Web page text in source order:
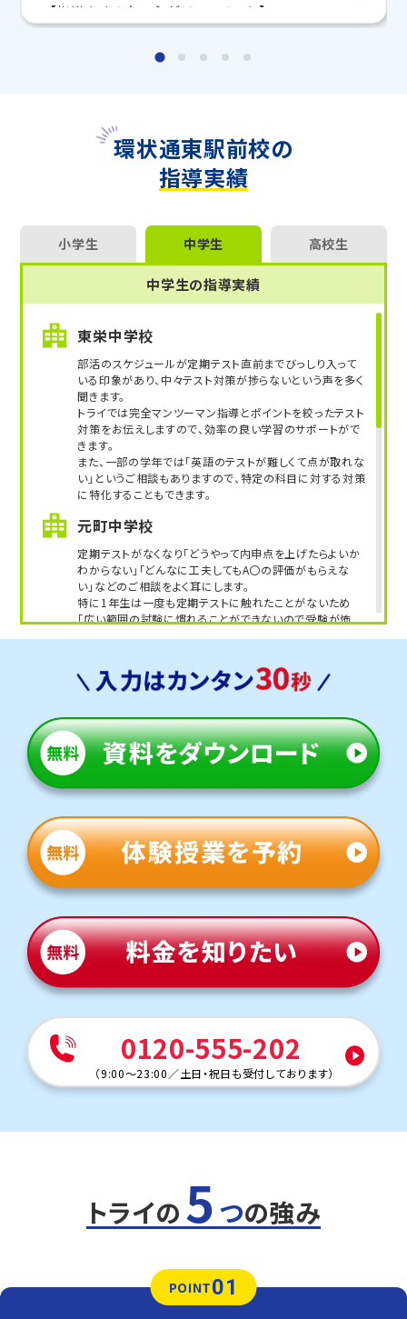
こちら
教室長兼教育プランナー 菅原 弓季子
【指導をする上で心がけていること】
定期テストや模試の日までに苦手な単元や重要な
所をやりきれるように予定を立て、
【おすすめの勉強方法】
寝る直前に英単語などの暗記系をやって、朝起きて
すぐにそれをどれだけ覚えているかチェックする、
【成績ややる気アップのポイント】
なりたい職業や、行きたい学校を決めることで早め
に自分の目標をつくり、それに向けて細かく学習計
もしやる気がなくなってきたら、志望校のパンフレッ
トを見るなどして、モチベーションを上げるのもおす
すめです！
環状通東駅前校の
指導実績
小学生 中学生 高校生
中学生の指導実績
東栄中学校
部活のスケジュールが定期テスト直前までびっしり入って
いる印象があり、中々テスト対策が捗らないという声を多く
聞きます。
トライでは完全マンツーマン指導とポイントを絞ったテスト
対策をお伝えしますので、効率の良い学習のサポートがで
きます。
また、一部の学年では「英語のテストが難しくて点が取れな
い」というご相談もありますので、特定の科目に対する対策
に特化することもできます。
元町中学校
定期テストがなくなり「どうやって内申点を上げたらよいか
わからない」「どんなに工夫してもA〇の評価がもらえな
い」などのご相談をよく耳にします。
特に1年生は一度も定期テストに触れたことがないため
「広い範囲の試験に慣れることができないので受験が怖
トの内容に沿って対策をすることができます。
明園中学校
科目によって定期テストの平均点にバラつきがあるなど、
特定の科目に対するご相談を多くいただきます。
トライでは過去の単元にさかのぼって苦手を克服していく
ことで、定期テストだけでなく受験までしっかりサポートし
ます。
私立 中高一貫校
中高一貫校では高校受験への心配はありませんが、ペース
に追いつけず単元が定着する前に授業が進んでしまった
「苦手だな」と思うものは本質や意味を捉えることで、大き
く改善されるケースが多いです。
また、大学受験準備の際に「点数が取れない」「評定が足り
ない」など、日頃の取り組みが後悔につながることもあり
ます。
完全マンツーマン指導で苦手を減らし、学校生活をより充
実させます。
他にも以下の学校に対応しています
美香保中・札幌中・開成中等・教育大附属中など
0120-555-202
（9:00～23:00 ／土日・祝日も受付しております）
トライの 5 つの強み
POINT01